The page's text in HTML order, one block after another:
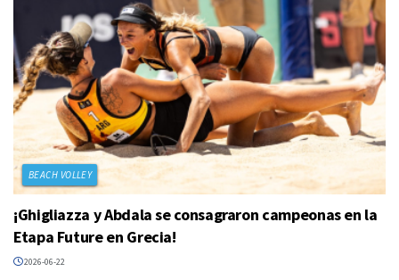
BEACH VOLLEY
¡Ghigliazza y Abdala se consagraron campeonas en la
Etapa Future en Grecia!
2026-06-22